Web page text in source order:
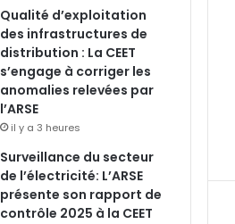
Qualité d’exploitation
des infrastructures de
distribution : La CEET
s’engage à corriger les
anomalies relevées par
l’ARSE
il y a 3 heures
Surveillance du secteur
de l’électricité: L’ARSE
présente son rapport de
contrôle 2025 à la CEET